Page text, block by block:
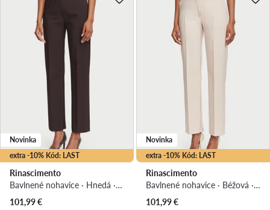
extra -10% Kód: LAST
Novinka
Rinascimento
Bavlnené nohavice · Hnedá · Regular fit
101,99€
extra -10% Kód: LAST
Novinka
Rinascimento
Bavlnené nohavice · Béžová · Regular fit
101,99€